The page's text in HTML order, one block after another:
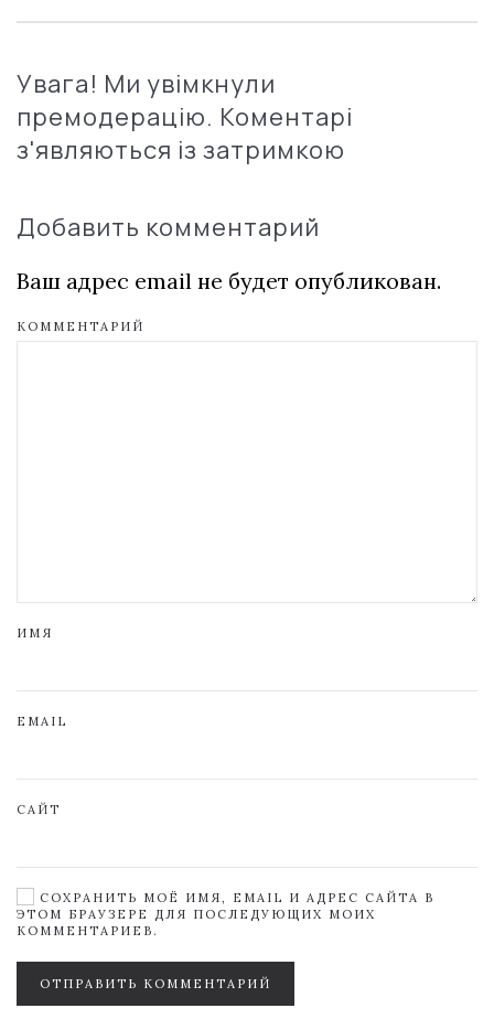
Увага! Ми увімкнули
премодерацію. Коментарі
з'являються із затримкою
Добавить комментарий
Ваш адрес email не будет опубликован.
КОММЕНТАРИЙ
ИМЯ
EMAIL
САЙТ
СОХРАНИТЬ МОЁ ИМЯ, EMAIL И АДРЕС САЙТА В
ЭТОМ БРАУЗЕРЕ ДЛЯ ПОСЛЕДУЮЩИХ МОИХ
КОММЕНТАРИЕВ.
ОТПРАВИТЬ КОММЕНТАРИЙ